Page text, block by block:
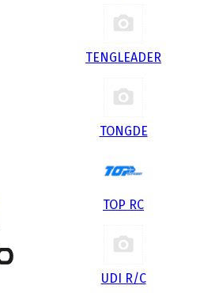
TENGLEADER
TONGDE
TOP RC
UDI R/С